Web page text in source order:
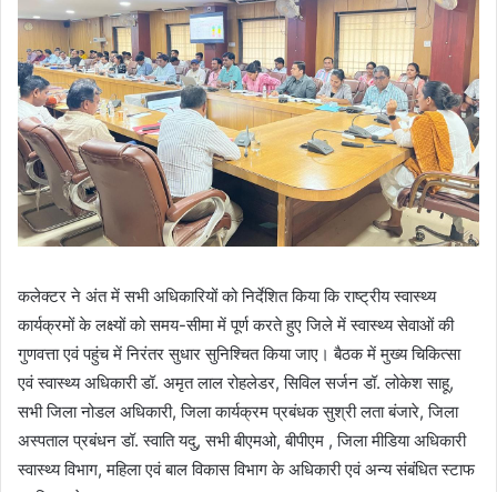
कलेक्टर ने अंत में सभी अधिकारियों को निर्देशित किया कि राष्ट्रीय स्वास्थ्य
कार्यक्रमों के लक्ष्यों को समय-सीमा में पूर्ण करते हुए जिले में स्वास्थ्य सेवाओं की
गुणवत्ता एवं पहुंच में निरंतर सुधार सुनिश्चित किया जाए। बैठक में मुख्य चिकित्सा
एवं स्वास्थ्य अधिकारी डॉ. अमृत लाल रोहलेडर, सिविल सर्जन डॉ. लोकेश साहू,
सभी जिला नोडल अधिकारी, जिला कार्यक्रम प्रबंधक सुश्री लता बंजारे, जिला
अस्पताल प्रबंधन डॉ. स्वाति यदु, सभी बीएमओ, बीपीएम , जिला मीडिया अधिकारी
स्वास्थ्य विभाग, महिला एवं बाल विकास विभाग के अधिकारी एवं अन्य संबंधित स्टाफ